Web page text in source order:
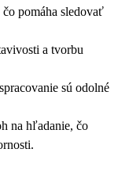
pomáha sledovať
a tvorbu
sú odolné
na hľadanie, čo